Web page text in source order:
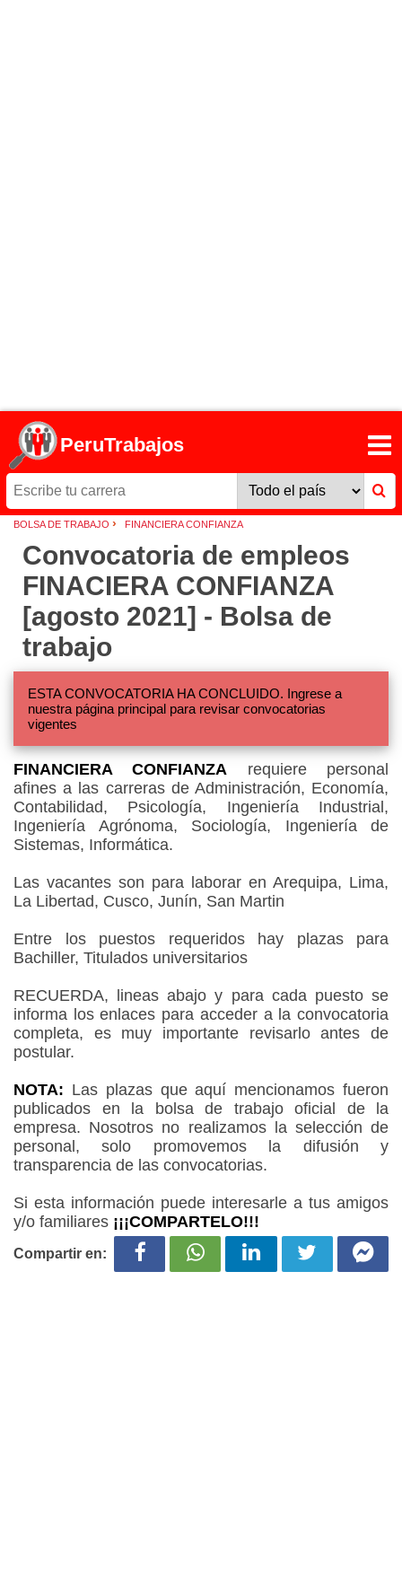
PeruTrabajos
BOLSA DE TRABAJO › FINANCIERA CONFIANZA
Convocatoria de empleos
FINACIERA CONFIANZA
[agosto 2021] - Bolsa de
trabajo
ESTA CONVOCATORIA HA CONCLUIDO. Ingrese a
nuestra página principal para revisar convocatorias
vigentes
FINANCIERA CONFIANZA requiere personal
afines a las carreras de Administración, Economía,
Contabilidad, Psicología, Ingeniería Industrial,
Ingeniería Agrónoma, Sociología, Ingeniería de
Sistemas, Informática.
Las vacantes son para laborar en Arequipa, Lima,
La Libertad, Cusco, Junín, San Martin
Entre los puestos requeridos hay plazas para
Bachiller, Titulados universitarios
RECUERDA, lineas abajo y para cada puesto se
informa los enlaces para acceder a la convocatoria
completa, es muy importante revisarlo antes de
postular.
NOTA: Las plazas que aquí mencionamos fueron
publicados en la bolsa de trabajo oficial de la
empresa. Nosotros no realizamos la selección de
personal, solo promovemos la difusión y
transparencia de las convocatorias.
Si esta información puede interesarle a tus amigos
y/o familiares ¡¡¡COMPARTELO!!!
Compartir en: